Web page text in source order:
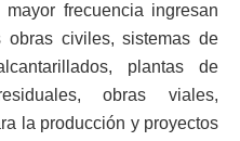
frecuencia ingresan
obras civiles, sistemas de
plantas de
obras viales,
la producción y proyectos